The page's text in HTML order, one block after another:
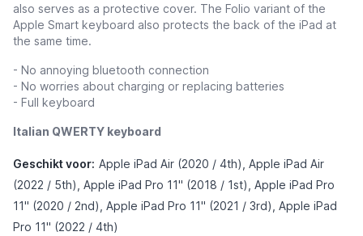
also serves as a protective cover. The Folio variant of the
Apple Smart keyboard also protects the back of the iPad at
the same time.
- No annoying bluetooth connection
- No worries about charging or replacing batteries
- Full keyboard
Italian QWERTY keyboard
Geschikt voor: Apple iPad Air (2020 / 4th), Apple iPad Air
(2022 / 5th), Apple iPad Pro 11" (2018 / 1st), Apple iPad Pro
11" (2020 / 2nd), Apple iPad Pro 11" (2021 / 3rd), Apple iPad
Pro 11" (2022 / 4th)